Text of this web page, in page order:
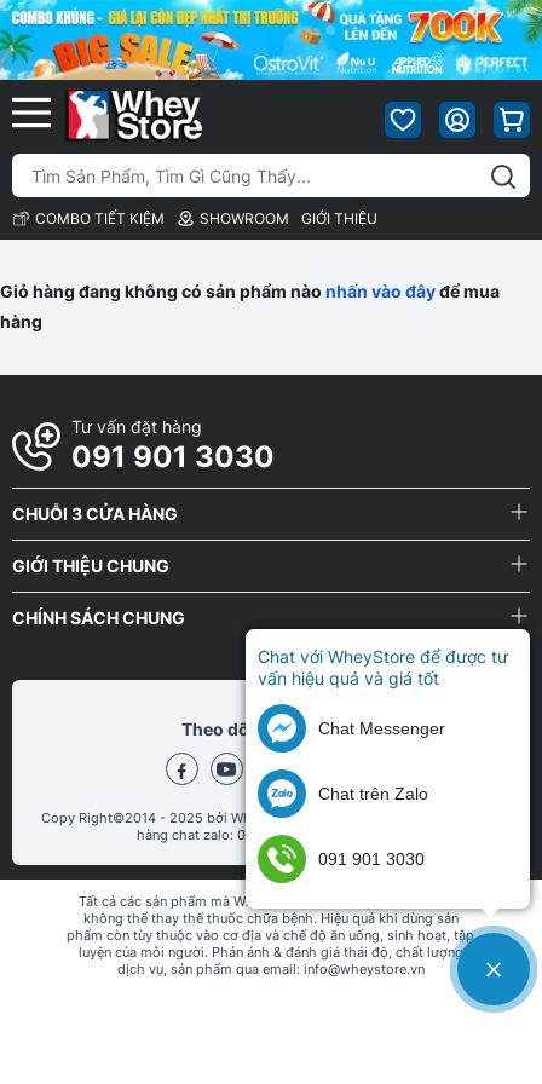
COMBO TIẾT KIỆM SHOWROOM GIỚI THIỆU
Giỏ hàng đang không có sản phẩm nào nhấn vào đâyđể mua
hàng
Tư vấn đặt hàng
091 901 3030
CHUỖI 3 CỬA HÀNG
GIỚI THIỆU CHUNG
CHÍNH SÁCH CHUNG
Theo dõi chũng tôi tại
Copy Right©2014 - 2025 bởi WheyStore.vn. Khách Sỉ, CTV hoặc PT mua
hàng chat zalo: 086.5467.946 (Ms.Hương)
Tất cả các sản phẩm mà WheyStore bán không phải là thuốc,
không thể thay thế thuốc chữa bệnh. Hiệu quả khi dùng sản
phẩm còn tùy thuộc vào cơ địa và chế độ ăn uống, sinh hoạt, tập
luyện của mỗi người. Phản ánh & đánh giá thái độ, chất lượng
dịch vụ, sản phẩm qua email: info@wheystore.vn
Chat với WheyStore để được tư
vấn hiệu quả và giá tốt
Chat Messenger
Chat trên Zalo
091 901 3030